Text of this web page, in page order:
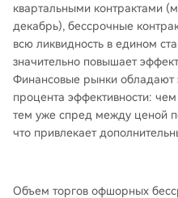
квартальными контрактами
декабрь), бессрочные
всю ликвидность в едином
значительно повышает
Финансовые рынки обладают
процента эффективности:
тем уже спред между ценой
что привлекает
Объем торгов офшорных